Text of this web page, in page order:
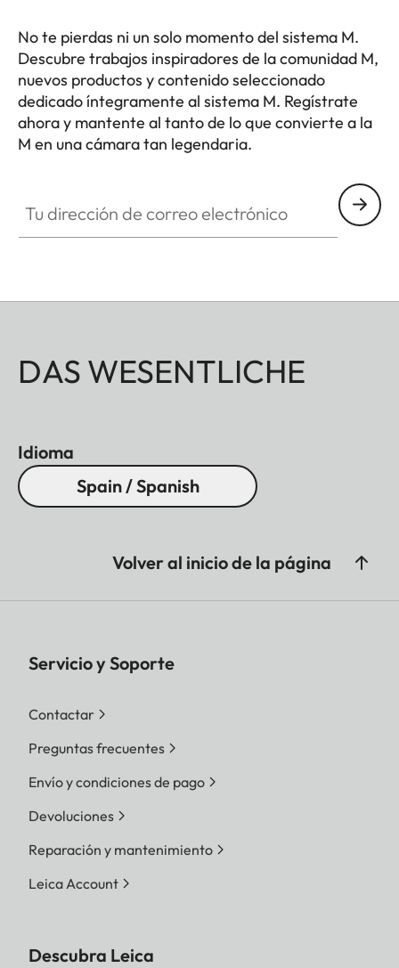
No te pierdas ni un solo momento del sistema M.
Descubre trabajos inspiradores de la comunidad M,
nuevos productos y contenido seleccionado
dedicado íntegramente al sistema M. Regístrate
ahora y mantente al tanto de lo que convierte a la
M en una cámara tan legendaria.
DAS WESENTLICHE
Idioma
Spain / Spanish
Volver al inicio de la página
Servicio y Soporte
Contactar
Preguntas frecuentes
Envío y condiciones de pago
Devoluciones
Reparación y mantenimiento
Leica Account
Descubra Leica